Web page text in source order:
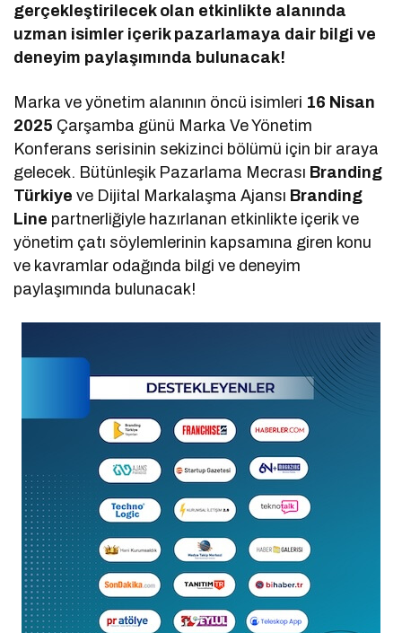
gerçekleştirilecek olan etkinlikte alanında
uzman isimler içerik pazarlamaya dair bilgi ve
deneyim paylaşımında bulunacak!
Marka ve yönetim alanının öncü isimleri 16 Nisan
2025 Çarşamba günü Marka Ve Yönetim
Konferans serisinin sekizinci bölümü için bir araya
gelecek. Bütünleşik Pazarlama Mecrası Branding
Türkiye ve Dijital Markalaşma Ajansı Branding
Line partnerliğiyle hazırlanan etkinlikte içerik ve
yönetim çatı söylemlerinin kapsamına giren konu
ve kavramlar odağında bilgi ve deneyim
paylaşımında bulunacak!